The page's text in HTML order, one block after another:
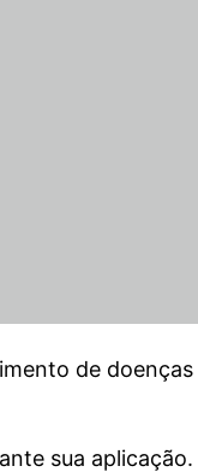
de
sua aplicação.